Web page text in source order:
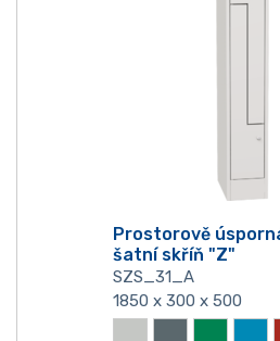
Prostorově
šatní skříň "Z"
SZS_31_A
1850 x 300 x 500